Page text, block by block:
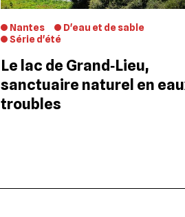
Nantes
D'eau et de sable
Série d'été
Le lac de Grand‐Lieu,
sanctuaire naturel en
troubles